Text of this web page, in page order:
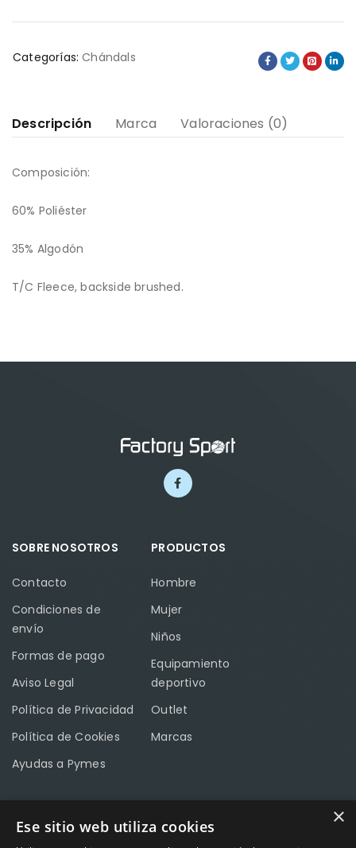
Categorías: Chándals
Descripción Marca Valoraciones (0)
Composición:
60% Poliéster
35% Algodón
T/C Fleece, backside brushed.
SOBRE NOSOTROS
Contacto
Condiciones de
envío
Formas de pago
Aviso Legal
Política de Privacidad
Política de Cookies
Ayudas a Pymes
PRODUCTOS
Hombre
Mujer
Niños
Equipamiento
deportivo
Outlet
Marcas
CONTACTO ×
Ese sitio web utiliza cookies